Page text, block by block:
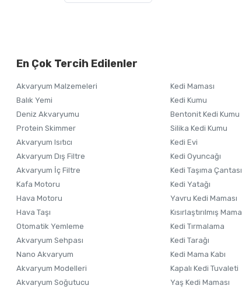
Ürün fiyatı diğer sitelerden daha pahalı.
Bu ürüne benzer farklı alternatifler olmalı.
En Çok Tercih Edilenler
Akvaryum Malzemeleri
Balık Yemi
Deniz Akvaryumu
Protein Skimmer
Akvaryum Isıtıcı
Akvaryum Dış Filtre
Akvaryum İç Filtre
Kafa Motoru
Hava Motoru
Hava Taşı
Otomatik Yemleme
Akvaryum Sehpası
Nano Akvaryum
Akvaryum Modelleri
Akvaryum Soğutucu
Kedi Maması
Kedi Kumu
Bentonit Kedi Kumu
Silika Kedi Kumu
Kedi Evi
Kedi Oyuncağı
Kedi Taşıma Çantası
Kedi Yatağı
Yavru Kedi Maması
Kısırlaştırılmış Mama
Kedi Tırmalama
Kedi Tarağı
Kedi Mama Kabı
Kapalı Kedi Tuvaleti
Yaş Kedi Maması